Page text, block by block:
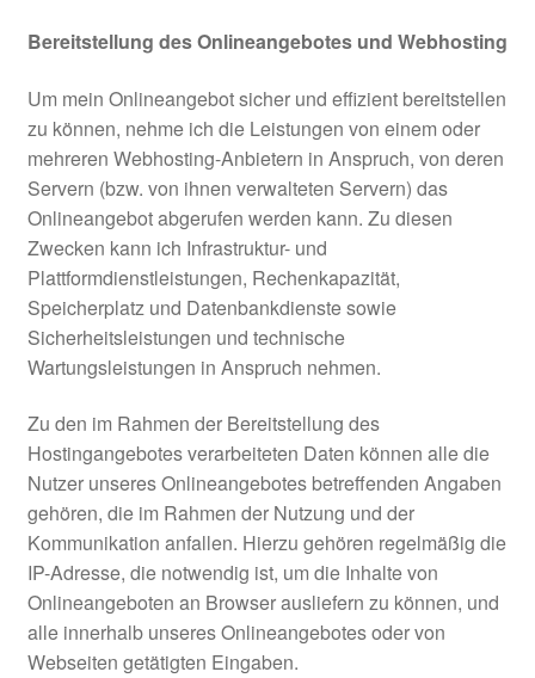
Bereitstellung des Onlineangebotes und Webhosting
Um mein Onlineangebot sicher und effizient bereitstellen
zu können, nehme ich die Leistungen von einem oder
mehreren Webhosting-Anbietern in Anspruch, von deren
Servern (bzw. von ihnen verwalteten Servern) das
Onlineangebot abgerufen werden kann. Zu diesen
Zwecken kann ich Infrastruktur- und
Plattformdienstleistungen, Rechenkapazität,
Speicherplatz und Datenbankdienste sowie
Sicherheitsleistungen und technische
Wartungsleistungen in Anspruch nehmen.
Zu den im Rahmen der Bereitstellung des
Hostingangebotes verarbeiteten Daten können alle die
Nutzer unseres Onlineangebotes betreffenden Angaben
gehören, die im Rahmen der Nutzung und der
Kommunikation anfallen. Hierzu gehören regelmäßig die
IP-Adresse, die notwendig ist, um die Inhalte von
Onlineangeboten an Browser ausliefern zu können, und
alle innerhalb unseres Onlineangebotes oder von
Webseiten getätigten Eingaben.